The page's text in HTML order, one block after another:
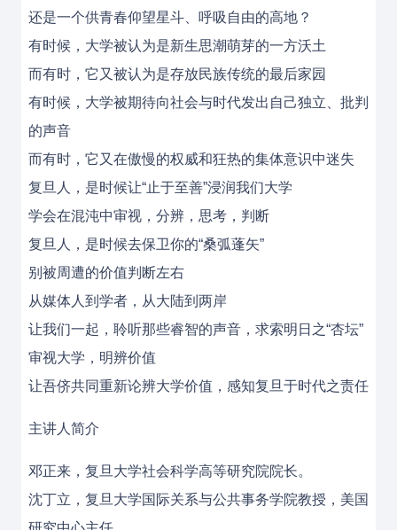
还是一个供青春仰望星斗、呼吸自由的高地？
有时候，大学被认为是新生思潮萌芽的一方沃土
而有时，它又被认为是存放民族传统的最后家园
有时候，大学被期待向社会与时代发出自己独立、批判
的声音
而有时，它又在傲慢的权威和狂热的集体意识中迷失
复旦人，是时候让“止于至善”浸润我们大学
学会在混沌中审视，分辨，思考，判断
复旦人，是时候去保卫你的“桑弧蓬矢”
别被周遭的价值判断左右
从媒体人到学者，从大陆到两岸
让我们一起，聆听那些睿智的声音，求索明日之“杏坛”
审视大学，明辨价值
让吾侪共同重新论辨大学价值，感知复旦于时代之责任
主讲人简介
邓正来，复旦大学社会科学高等研究院院长。
沈丁立，复旦大学国际关系与公共事务学院教授，美国